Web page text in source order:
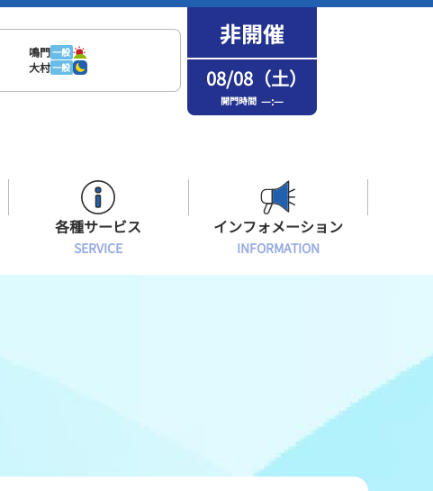
鳴門一般
大村一般 08/08（土）
開門時間 —:—
ボートレースチケットショップ玉川
各種サービス
SERVICE
インフォメーション
INFORMATION